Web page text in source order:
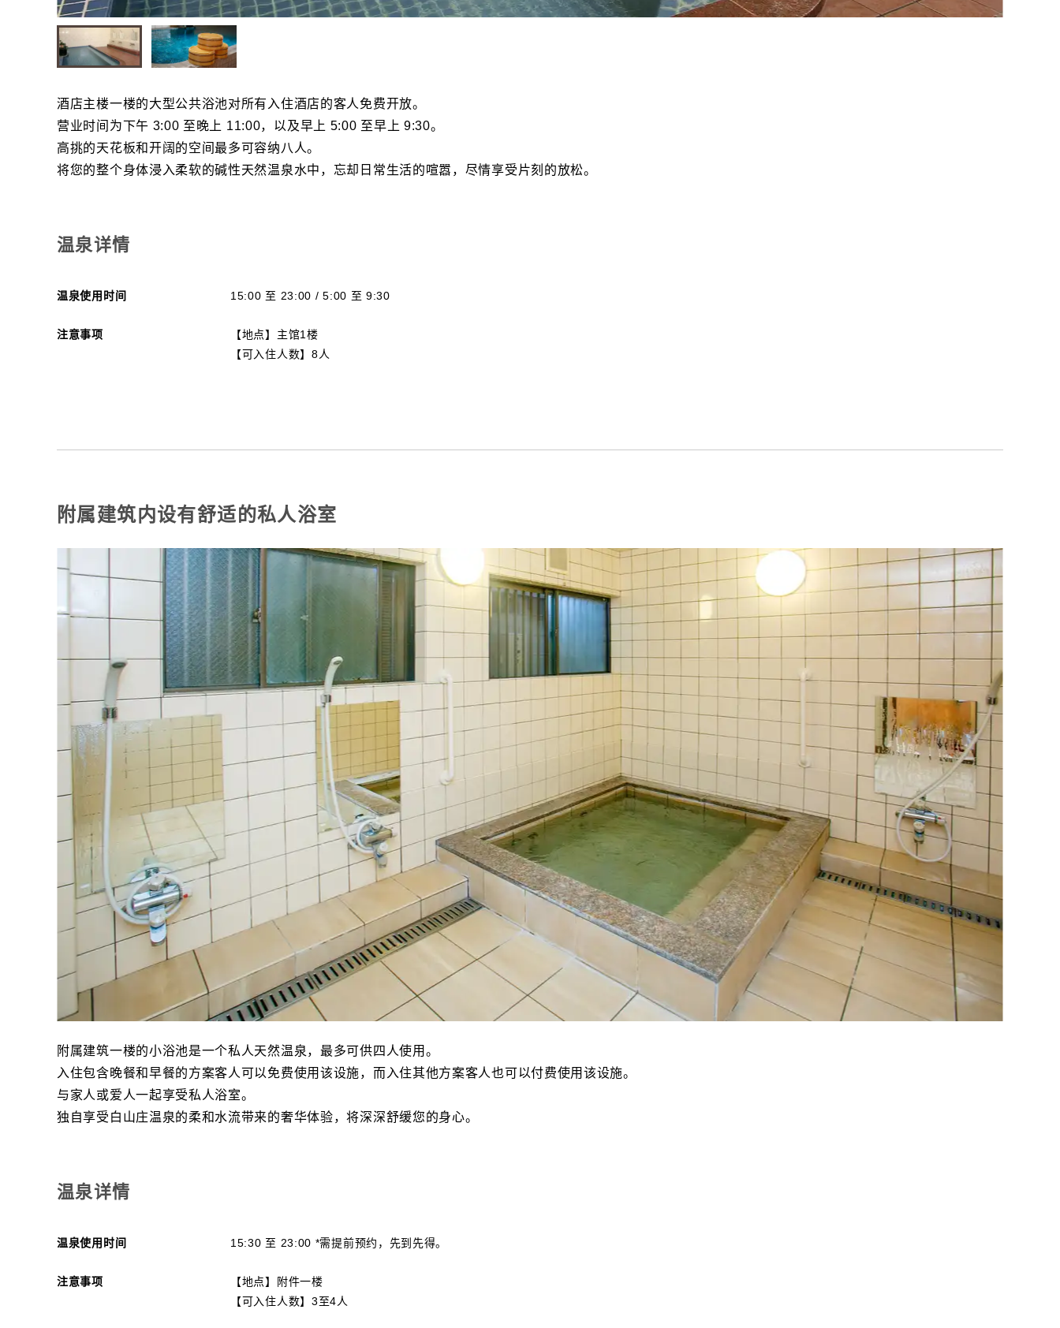
酒店主楼一楼的大型公共浴池对所有入住酒店的客人免费开放。
营业时间为下午 3:00 至晚上 11:00，以及早上 5:00 至早上 9:30。
高挑的天花板和开阔的空间最多可容纳八人。
将您的整个身体浸入柔软的碱性天然温泉水中，忘却日常生活的喧嚣，尽情享受片刻的放松。
温泉详情
温泉使用时间 15:00 至 23:00 / 5:00 至 9:30
注意事项
【地点】主馆1楼
【可入住人数】8人
附属建筑内设有舒适的私人浴室
附属建筑一楼的小浴池是一个私人天然温泉，最多可供四人使用。
入住包含晚餐和早餐的方案客人可以免费使用该设施，而入住其他方案客人也可以付费使用该设施。
与家人或爱人一起享受私人浴室。
独自享受白山庄温泉的柔和水流带来的奢华体验，将深深舒缓您的身心。
温泉详情
温泉使用时间 15:30 至 23:00 *需提前预约，先到先得。
注意事项
【地点】附件一楼
【可入住人数】3至4人